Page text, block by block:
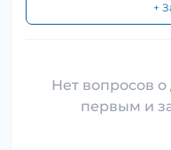
+
Нет вопросов о
первым и